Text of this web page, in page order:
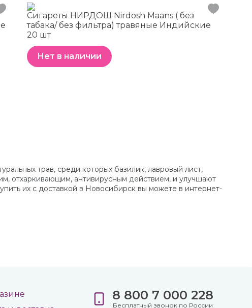
Сигареты НИРДОШ Nirdosh Maans ( без
табака/ без фильтра) травяные Индийские
20 шт
Нет в наличии
трав, среди которых базилик, лавровый лист,
отхаркивающим, антивирусным действием, и улучшают
их с доставкой в Новосибирск вы можете в интернет-
8 800 7 000 228
Бесплатный звонок по России